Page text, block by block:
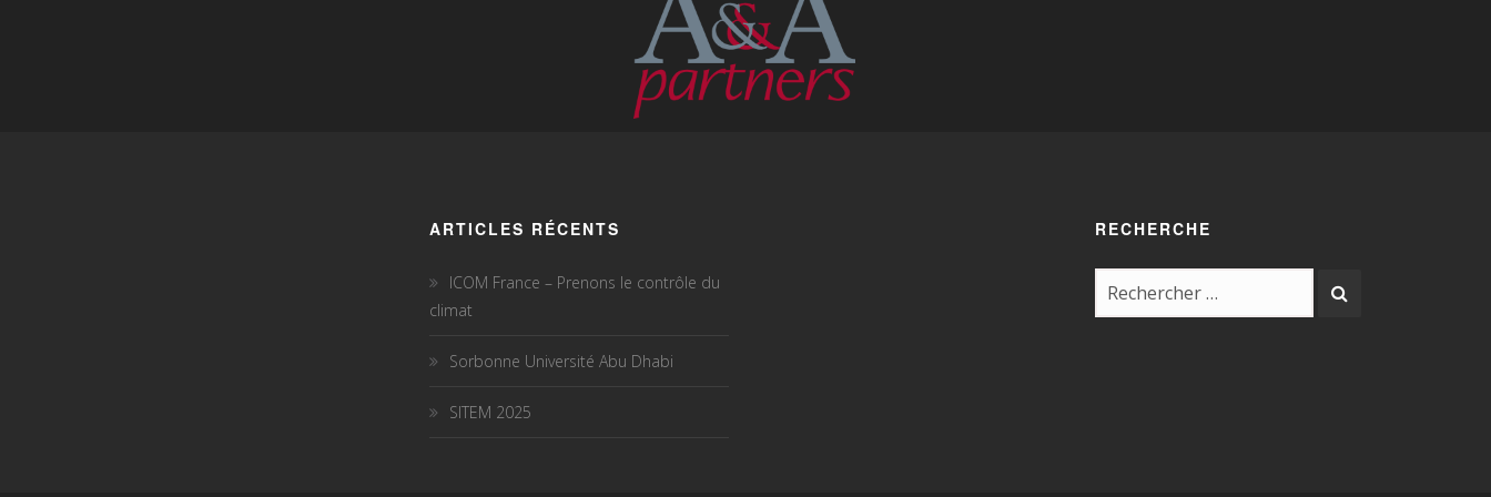
ARTICLES RÉCENTS
ICOM France – Prenons le contrôle du
climat
Sorbonne Université Abu Dhabi
SITEM 2025
RECHERCHE